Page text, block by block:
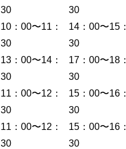
30
30
10：00〜11：
30
14：00〜15：
30
13：00〜14：
30
17：00〜18：
30
11：00〜12：
30
15：00〜16：
30
11：00〜12：
30
15：00〜16：
30